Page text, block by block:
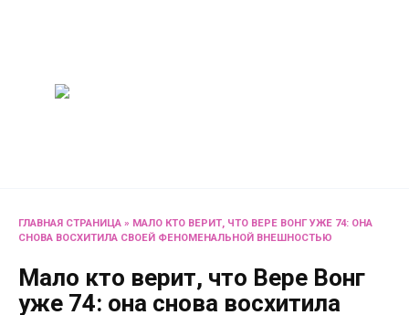
ГЛАВНАЯ СТРАНИЦА » МАЛО КТО ВЕРИТ, ЧТО ВЕРЕ ВОНГ УЖЕ 74: ОНА
СНОВА ВОСХИТИЛА СВОЕЙ ФЕНОМЕНАЛЬНОЙ ВНЕШНОСТЬЮ
Мало кто верит, что Вере Вонг
уже 74: она снова восхитила